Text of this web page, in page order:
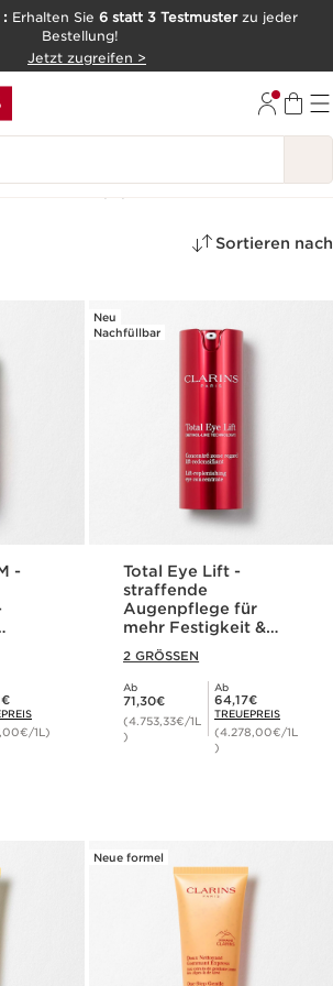
: Erhalten Sie 6 statt 3 Testmusterzu jeder
Bestellung!
Jetzt zugreifen >
(9)
Sortieren nach
-
1L)
Neu
Nachfüllbar
Total Eye Lift -
straffende
Augenpflege für
mehr Festigkeit &
Hautdichte
2 GRÖSSEN
Ab
Aktueller Preis 71,30€
71,30€
(4.753,33€/1L
)
Ab
Mitgliederpreis 64,17€
64,17€
TREUEPREIS
(4.278,00€/1L
)
Neue formel